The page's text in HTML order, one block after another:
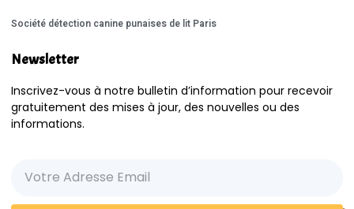
Société détection canine punaises de lit Paris
Newsletter
Inscrivez-vous à notre bulletin d’information pour recevoir
gratuitement des mises à jour, des nouvelles ou des
informations.